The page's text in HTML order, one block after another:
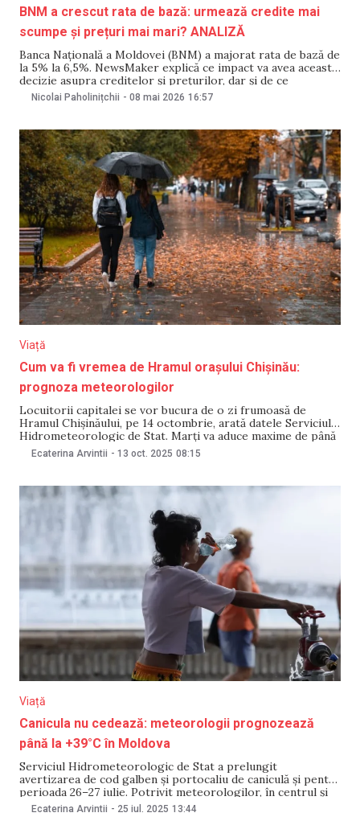
BNM a crescut rata de bază: urmează credite mai
scumpe și prețuri mai mari? ANALIZĂ
Banca Națională a Moldovei (BNM) a majorat rata de bază de
la 5% la 6,5%. NewsMaker explică ce impact va avea această
decizie asupra creditelor și prețurilor, dar și de ce
hotărârea regulatorului a fost criticată. Ce se întâmplă cu
rata de bază? Banca Națională a Moldovei a majorat rata
Nicolai Paholinițchii - 08 mai 2026 16:57
Viață
Cum va fi vremea de Hramul orașului Chișinău:
prognoza meteorologilor
Locuitorii capitalei se vor bucura de o zi frumoasă de
Hramul Chișinăului, pe 14 octombrie, arată datele Serviciului
Hidrometeorologic de Stat. Marți va aduce maxime de până
la 13°C și minime de 6°C, iar cerul va fi variabil. Vântul va
Ecaterina Arvintii - 13 oct. 2025 08:15
Viață
Canicula nu cedează: meteorologii prognozează
până la +39°C în Moldova
Serviciul Hidrometeorologic de Stat a prelungit
avertizarea de cod galben și portocaliu de caniculă și pentru
perioada 26–27 iulie. Potrivit meteorologilor, în centrul și
sudul țării, temperaturile vor atinge valori între +36 și
Ecaterina Arvintii - 25 iul. 2025 13:44